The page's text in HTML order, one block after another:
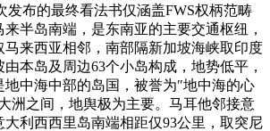
发布的最终看法书仅涵盖FWS权柄范畴
半岛南端，是东南亚的主要交通枢纽，
马来西亚相邻，南部隔新加坡海峡取印度
本岛及周边63个小岛构成，地势低平，
中海中部的岛国，被誉为″地中海的心
洲之间，地舆极为主要。马耳他邻接意
大利西西里岛南端相距仅93公里，取突尼